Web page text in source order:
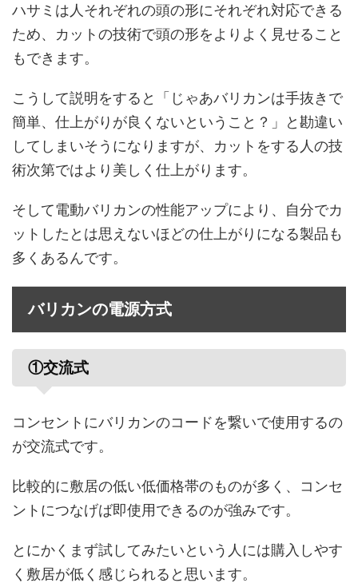
ハサミは人それぞれの頭の形にそれぞれ対応できる
ため、カットの技術で頭の形をよりよく見せること
もできます。
こうして説明をすると「じゃあバリカンは手抜きで
簡単、仕上がりが良くないということ？」と勘違い
してしまいそうになりますが、カットをする人の技
術次第ではより美しく仕上がります。
そして電動バリカンの性能アップにより、自分でカ
ットしたとは思えないほどの仕上がりになる製品も
多くあるんです。
バリカンの電源方式
①交流式
コンセントにバリカンのコードを繋いで使用するの
が交流式です。
比較的に敷居の低い低価格帯のものが多く、コンセ
ントにつなげば即使用できるのが強みです。
とにかくまず試してみたいという人には購入しやす
く敷居が低く感じられると思います。